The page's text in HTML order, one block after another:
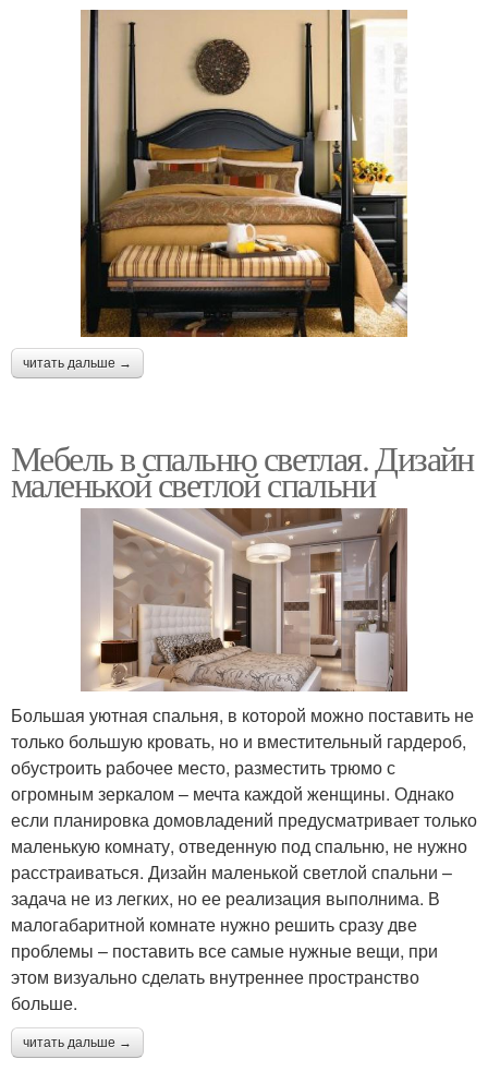
читать дальше →
Мебель в спальню светлая. Дизайн
маленькой светлой спальни
Большая уютная спальня, в которой можно поставить не
только большую кровать, но и вместительный гардероб,
обустроить рабочее место, разместить трюмо с
огромным зеркалом – мечта каждой женщины. Однако
если планировка домовладений предусматривает только
маленькую комнату, отведенную под спальню, не нужно
расстраиваться. Дизайн маленькой светлой спальни –
задача не из легких, но ее реализация выполнима. В
малогабаритной комнате нужно решить сразу две
проблемы – поставить все самые нужные вещи, при
этом визуально сделать внутреннее пространство
больше.
читать дальше →